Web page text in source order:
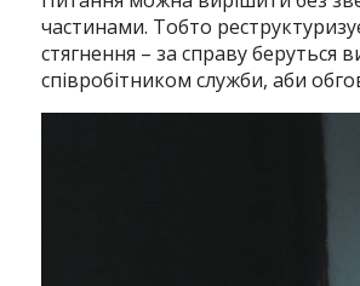
частинами. Тобто
стягнення – за справу беруться
співробітником служби, аби